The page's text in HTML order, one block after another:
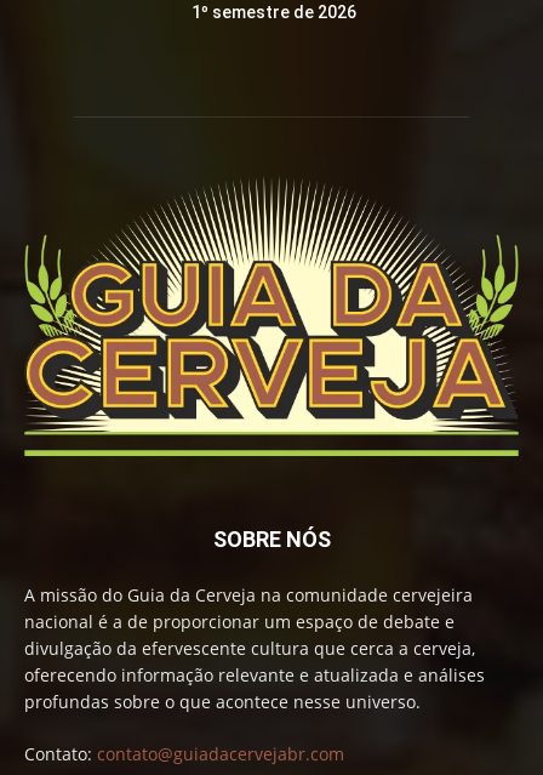
1º semestre de 2026
SOBRE NÓS
A missão do Guia da Cerveja na comunidade cervejeira
nacional é a de proporcionar um espaço de debate e
divulgação da efervescente cultura que cerca a cerveja,
oferecendo informação relevante e atualizada e análises
profundas sobre o que acontece nesse universo.
Contato: contato@guiadacervejabr.com